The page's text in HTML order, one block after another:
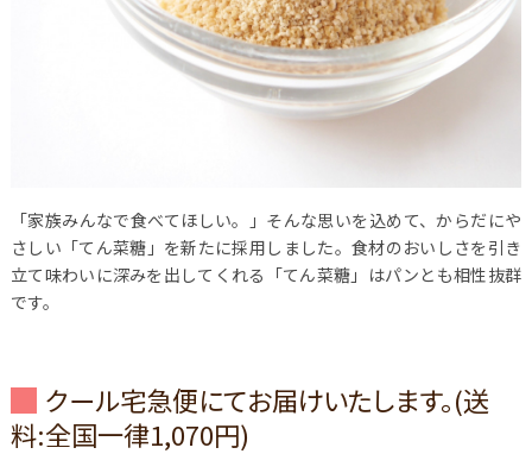
「家族みんなで食べてほしい。」そんな思いを込めて、からだにや
さしい「てん菜糖」を新たに採用しました。食材のおいしさを引き
立て味わいに深みを出してくれる「てん菜糖」はパンとも相性抜群
です。
クール宅急便にてお届けいたします。(送
料:全国一律1,070円)